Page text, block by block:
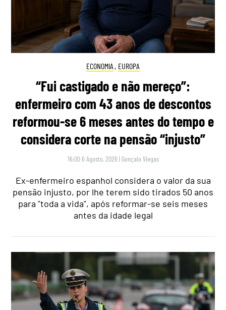
ECONOMIA , EUROPA
“Fui castigado e não mereço”:
enfermeiro com 43 anos de descontos
reformou-se 6 meses antes do tempo e
considera corte na pensão “injusto”
16:00 6 Agosto, 2026 | Gonçalo Viegas
Ex-enfermeiro espanhol considera o valor da sua
pensão injusto, por lhe terem sido tirados 50 anos
para "toda a vida", após reformar-se seis meses
antes da idade legal